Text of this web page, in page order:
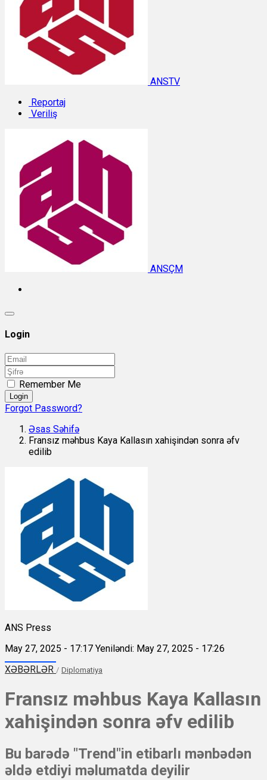
ANSTV
Reportaj
Veriliş
ANSÇM
Login
Remember Me
Login
Forgot Password?
Əsas Səhifə
Fransız məhbus Kaya Kallasın xahişindən sonra əfv
edilib
ANS Press
May 27, 2025 - 17:17 Yeniləndi: May 27, 2025 - 17:26
XƏBƏRLƏR / Diplomatiya
Fransız məhbus Kaya Kallasın
xahişindən sonra əfv edilib
Bu barədə "Trend"in etibarlı mənbədən
əldə etdiyi məlumatda deyilir